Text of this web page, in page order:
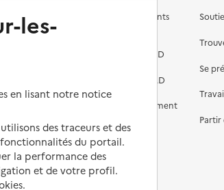
avec
Les différents établissements
médicalisés
Préparer l'entrée en EHPAD
Aides financières en EHPAD
Prévention, accompagnement
Comprendre les prix en
EHPAD
Droits en EHPAD
Se
Partir
les-
en lisant notre notice
des traceurs et des
du portail.
la performance des
et de votre profil.